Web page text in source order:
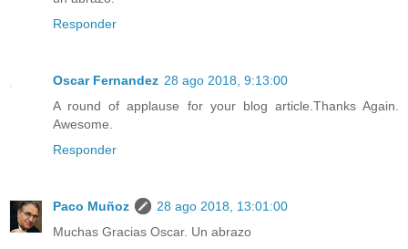
Responder
Oscar Fernandez 28 ago 2018, 9:13:00
A round of applause for your blog article.Thanks Again.
Awesome.
Responder
Paco Muñoz
28 ago 2018, 13:01:00
Muchas Gracias Oscar. Un abrazo